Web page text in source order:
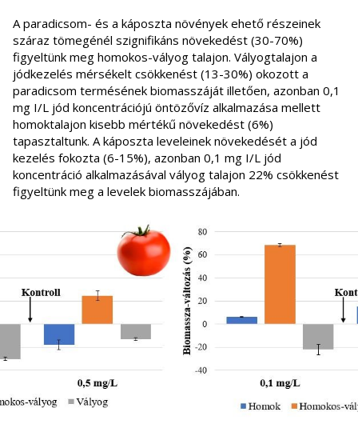
A paradicsom- és a káposzta növények ehető részeinek
száraz tömegénél szignifikáns növekedést (30-70%)
figyeltünk meg homokos-vályog talajon. Vályogtalajon a
jódkezelés mérsékelt csökkenést (13-30%) okozott a
paradicsom termésének biomasszáját illetően, azonban 0,1
mg I/L jód koncentrációjú öntözővíz alkalmazása mellett
homoktalajon kisebb mértékű növekedést (6%)
tapasztaltunk. A káposzta leveleinek növekedését a jód
kezelés fokozta (6-15%), azonban 0,1 mg I/L jód
koncentráció alkalmazásával vályog talajon 22% csökkenést
figyeltünk meg a levelek biomasszájában.